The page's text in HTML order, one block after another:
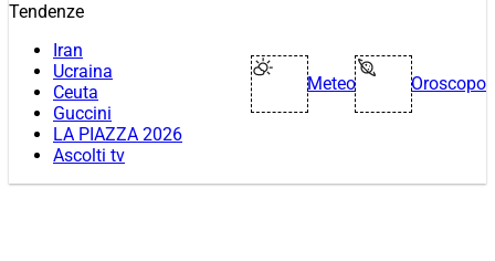
Tendenze
Iran
Ucraina
Ceuta
Guccini
LA PIAZZA 2026
Ascolti tv
Meteo Oroscopo